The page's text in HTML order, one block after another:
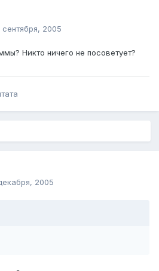
сентября, 2005
Никто ничего не посоветует?
2005